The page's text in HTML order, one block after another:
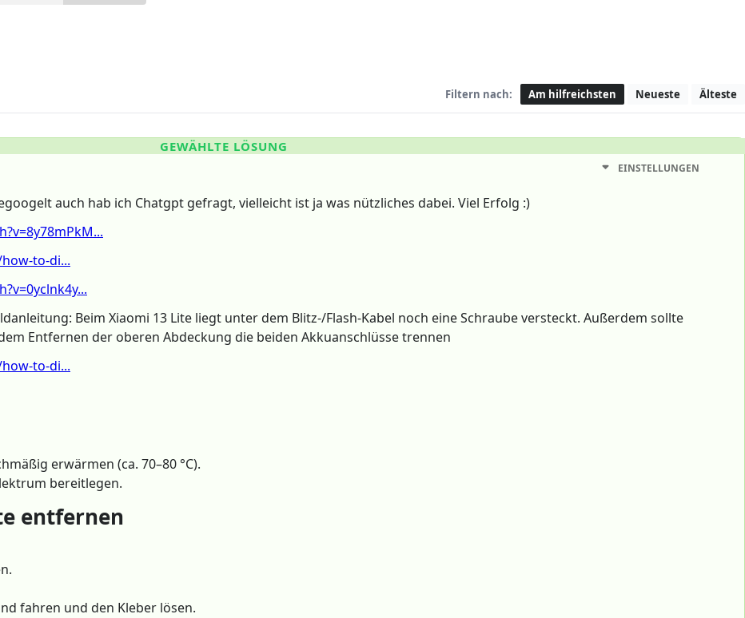
Filtern nach: Am hilfreichsten Neueste Älteste
GEWÄHLTE LÖSUNG
EINSTELLUNGEN
auch hab ich Chatgpt gefragt, vielleicht ist ja was nützliches dabei. Viel Erfolg :)
to-di...
Beim Xiaomi 13 Lite liegt unter dem Blitz-/Flash-Kabel noch eine Schraube versteckt. Außerdem sollte
Entfernen der oberen Abdeckung die beiden Akkuanschlüsse trennen
to-di...
erwärmen (ca. 70–80 °C).
bereitlegen.
entfernen
fahren und den Kleber lösen.